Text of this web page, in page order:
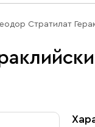
Стратилат